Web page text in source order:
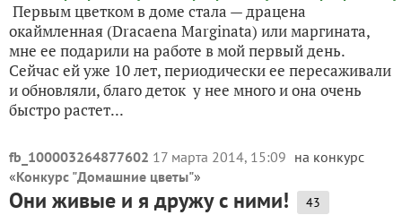
Первым цветком в доме стала — драцена
окаймленная (Dracaena Marginata) или маргината,
мне ее подарили на работе в мой первый день.
Сейчас ей уже 10 лет, периодически ее пересаживали
и обновляли, благо деток у нее много и она очень
быстро растет...
fb_100003264877602 17 марта 2014, 15:09 на конкурс
«Конкурс "Домашние цветы"»
Они живые и я дружу с ними! 43